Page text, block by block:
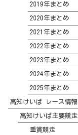
2019年まとめ
2020年まとめ
2021年まとめ
2022年まとめ
2023年まとめ
2024年まとめ
2025年まとめ
高知けいば レース情報
高知けいば主要競走
重賞競走